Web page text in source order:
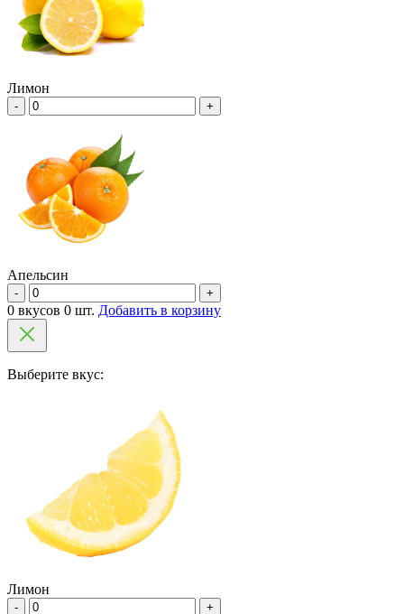
Лимон
- +
Апельсин
- +
0 вкусов 0 шт. Добавить в корзину
Выберите вкус:
Лимон
- +